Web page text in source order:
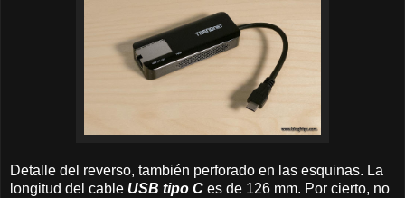
Detalle del reverso, también perforado en las esquinas. La
longitud del cable USB tipo C es de 126 mm. Por cierto, no